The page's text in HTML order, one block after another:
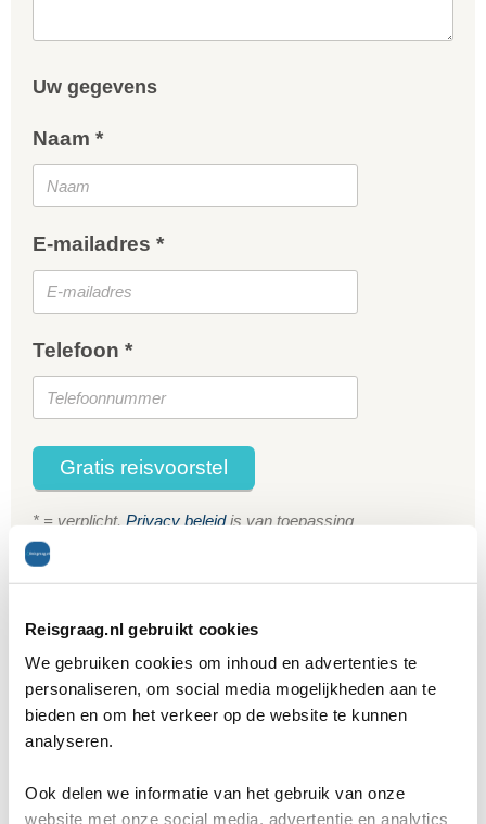
Reisgraag.nl gebruikt cookies
We gebruiken cookies om inhoud en advertenties te
personaliseren, om social media mogelijkheden aan te
bieden en om het verkeer op de website te kunnen
analyseren.
Ook delen we informatie van het gebruik van onze
website met onze social media, advertentie en analytics
Uw gegevens
Naam *
E-mailadres *
Telefoon *
Gratis reisvoorstel
* = verplicht. Privacy beleidis van toepassing
Reisgraag.nl.